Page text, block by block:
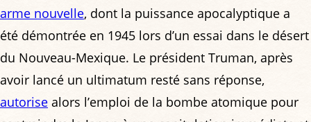
arme nouvelle, dont la puissance apocalyptique a
été démontrée en 1945 lors d’un essai dans le désert
du Nouveau-Mexique. Le président Truman, après
avoir lancé un ultimatum resté sans réponse,
autorise alors l’emploi de la bombe atomique pour